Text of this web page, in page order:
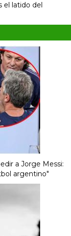
el latido del
a Jorge Messi:
argentino"